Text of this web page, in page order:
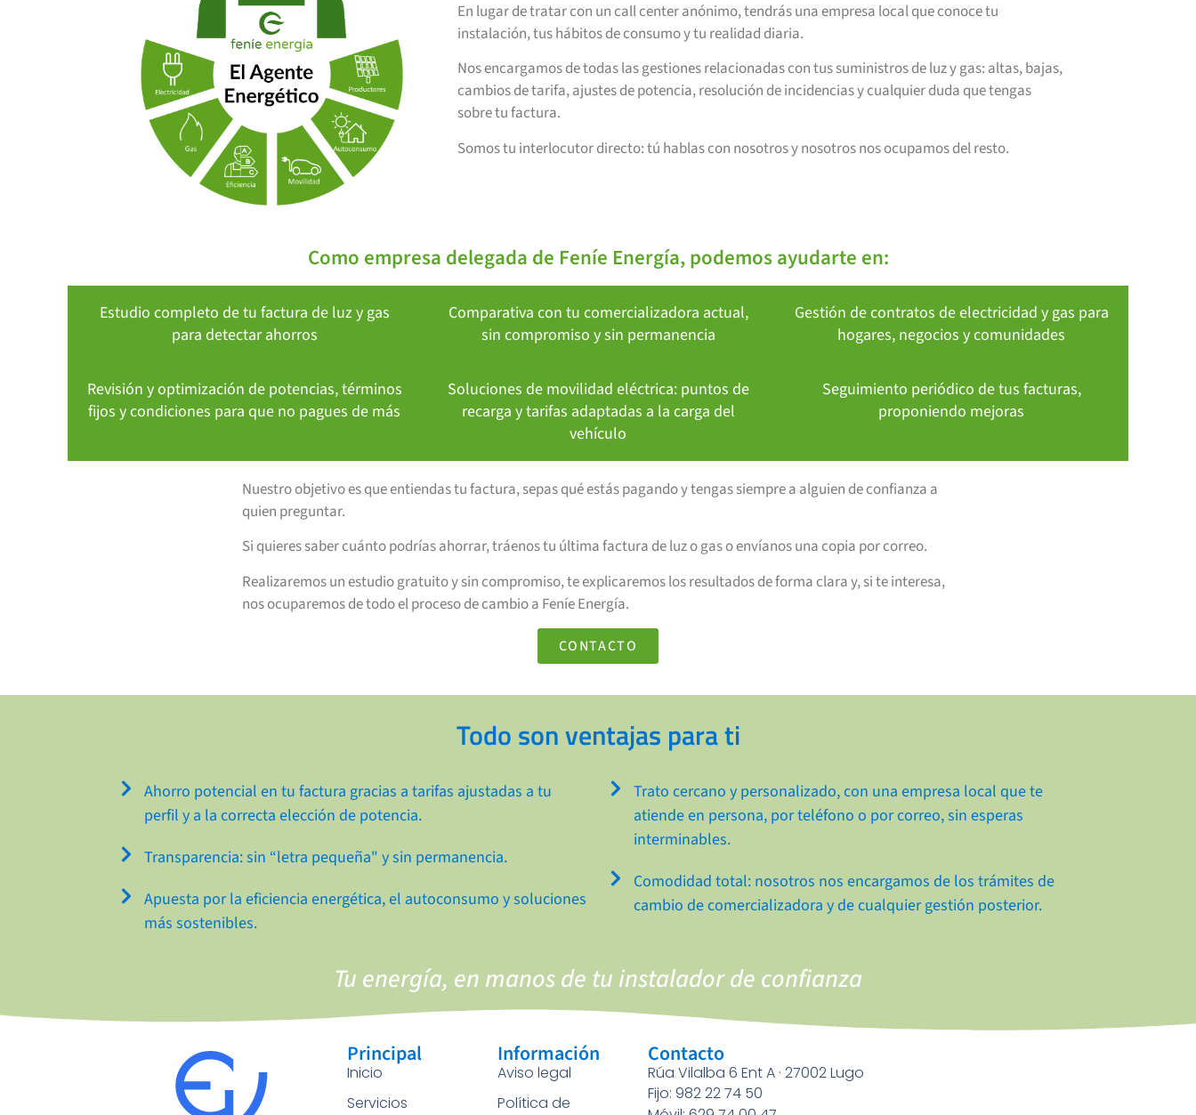
En lugar de tratar con un call center anónimo, tendrás una empresa local que conoce tu
instalación, tus hábitos de consumo y tu realidad diaria.
Nos encargamos de todas las gestiones relacionadas con tus suministros de luz y gas: altas, bajas,
cambios de tarifa, ajustes de potencia, resolución de incidencias y cualquier duda que tengas
sobre tu factura.
Somos tu interlocutor directo: tú hablas con nosotros y nosotros nos ocupamos del resto.
Como empresa delegada de Feníe Energía, podemos ayudarte en:
Estudio completo de tu factura de luz y gas
para detectar ahorros
Comparativa con tu comercializadora actual,
sin compromiso y sin permanencia
Gestión de contratos de electricidad y gas para
hogares, negocios y comunidades
Revisión y optimización de potencias, términos
fijos y condiciones para que no pagues de más
Soluciones de movilidad eléctrica: puntos de
recarga y tarifas adaptadas a la carga del
vehículo
Seguimiento periódico de tus facturas,
proponiendo mejoras
Nuestro objetivo es que entiendas tu factura, sepas qué estás pagando y tengas siempre a alguien de confianza a
quien preguntar.
Si quieres saber cuánto podrías ahorrar, tráenos tu última factura de luz o gas o envíanos una copia por correo.
Realizaremos un estudio gratuito y sin compromiso, te explicaremos los resultados de forma clara y, si te interesa,
nos ocuparemos de todo el proceso de cambio a Feníe Energía.
CONTACTO
Todo son ventajas para ti
Ahorro potencial en tu factura gracias a tarifas ajustadas a tu
perfil y a la correcta elección de potencia.
Transparencia: sin “letra pequeña" y sin permanencia.
Apuesta por la eficiencia energética, el autoconsumo y soluciones
más sostenibles.
Trato cercano y personalizado, con una empresa local que te
atiende en persona, por teléfono o por correo, sin esperas
interminables.
Comodidad total: nosotros nos encargamos de los trámites de
cambio de comercializadora y de cualquier gestión posterior.
Tu energía, en manos de tu instalador de confianza
Principal
Inicio
Servicios
Información
Aviso legal
Política de
Contacto
Rúa Vilalba 6 Ent A · 27002 Lugo
Fijo: 982 22 74 50